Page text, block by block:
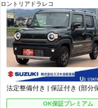
ロントリアドラレコ
法定整備付き | 保証付き (部分
OK保証プレミアム